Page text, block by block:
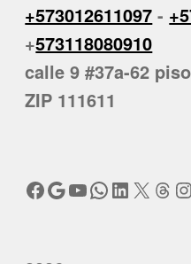
+573012611097 -
+573118080910
calle 9 #37a-62
ZIP 111611
Facebook
Google
YouTube
WhatsApp
LinkedIn
X